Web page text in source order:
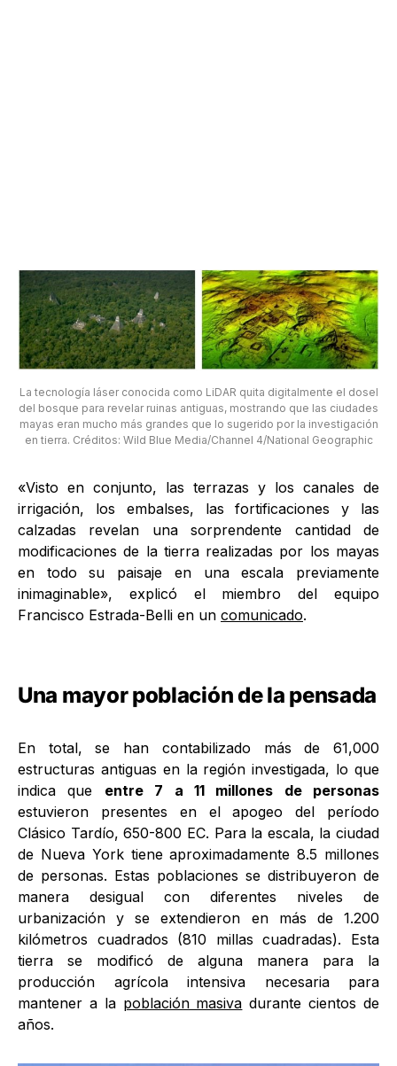
La tecnología láser conocida como LiDAR quita digitalmente el dosel
del bosque para revelar ruinas antiguas, mostrando que las ciudades
mayas eran mucho más grandes que lo sugerido por la investigación
en tierra. Créditos: Wild Blue Media/Channel 4/National Geographic
«Visto en conjunto, las terrazas y los canales de
irrigación, los embalses, las fortificaciones y las
calzadas revelan una sorprendente cantidad de
modificaciones de la tierra realizadas por los mayas
en todo su paisaje en una escala previamente
inimaginable», explicó el miembro del equipo
Francisco Estrada-Belli en un comunicado.
Una mayor población de la pensada
En total, se han contabilizado más de 61,000
estructuras antiguas en la región investigada, lo que
indica que entre 7 a 11 millones de personas
estuvieron presentes en el apogeo del período
Clásico Tardío, 650-800 EC. Para la escala, la ciudad
de Nueva York tiene aproximadamente 8.5 millones
de personas. Estas poblaciones se distribuyeron de
manera desigual con diferentes niveles de
urbanización y se extendieron en más de 1.200
kilómetros cuadrados (810 millas cuadradas). Esta
tierra se modificó de alguna manera para la
producción agrícola intensiva necesaria para
mantener a la población masiva durante cientos de
años.